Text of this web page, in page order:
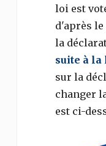
loi est
d'après
la
suite à la
sur la
changer
est ci-